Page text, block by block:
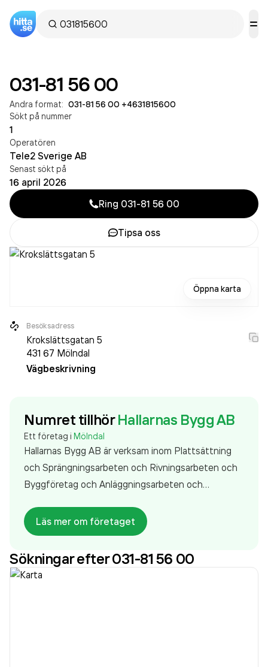
031-81 56 00
Andra format: 031-81 56 00 +4631815600
Sökt på nummer
1
Operatören
Tele2 Sverige AB
Senast sökt på
16 april 2026
Ring 031-81 56 00
Tipsa oss
Öppna karta
Besöksadress
Krokslättsgatan 5
431 67 Mölndal
Vägbeskrivning
Numret tillhör Hallarnas Bygg AB
Ett företag i Mölndal
Hallarnas Bygg AB är verksam inom Plattsättning
och Sprängningsarbeten och Rivningsarbeten och
Byggföretag och Anläggningsarbeten och
Läs mer om företaget
Sökningar efter 031-81 56 00